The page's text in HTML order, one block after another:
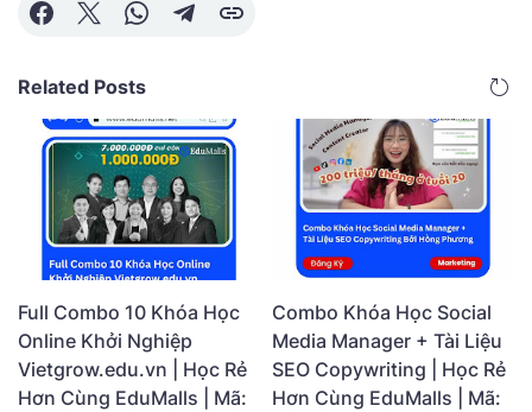
Related Posts
Full Combo 10 Khóa Học
Online Khởi Nghiệp
Vietgrow.edu.vn | Học Rẻ
Hơn Cùng EduMalls | Mã:
Combo Khóa Học Social
Media Manager + Tài Liệu
SEO Copywriting | Học Rẻ
Hơn Cùng EduMalls | Mã: